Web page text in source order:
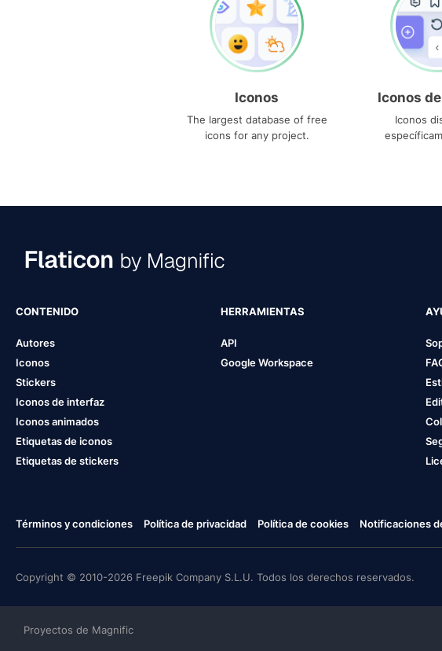
Iconos
The largest database of free
icons for any project.
Iconos
Iconos
CONTENIDO
Autores
Iconos
Stickers
Iconos de interfaz
Iconos animados
Etiquetas de iconos
Etiquetas de stickers
HERRAMIENTAS
API
Google Workspace
Términos y condiciones Política de privacidad Política de cookies Notificaciones
Copyright © 2010-2026 Freepik Company S.L.U. Todos los derechos reservados.
Proyectos de Magnific